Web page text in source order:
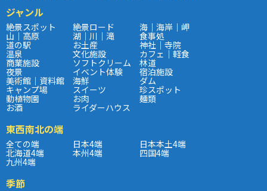
ジャンル
絶景スポット 絶景ロード 海｜海岸｜岬
山｜高原 湖｜川｜滝 食事処
道の駅 お土産 神社｜寺院
温泉 文化施設 カフェ｜軽食
商業施設 ソフトクリーム 林道
夜景 イベント体験 宿泊施設
美術館｜資料館 海鮮 ダム
キャンプ場 スイーツ 珍スポット
動植物園 お肉 麺類
お酒 ライダーハウス
東西南北の端
全ての端 日本4端 日本本土4端
北海道4端 本州4端 四国4端
九州4端
季節